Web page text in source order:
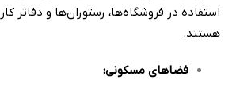
استفاده در فروشگاه‌ها، رستوران‌ها و دفاتر
هستند.
فضاهای مسکونی: